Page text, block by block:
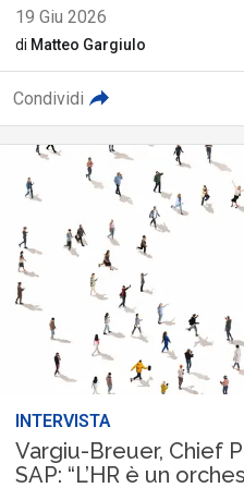
19 Giu 2026
di Matteo Gargiulo
Condividi
INTERVISTA
Vargiu-Breuer, Chief
SAP: “L’HR è un